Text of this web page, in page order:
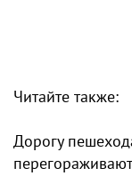
Читайте также:
Дорогу